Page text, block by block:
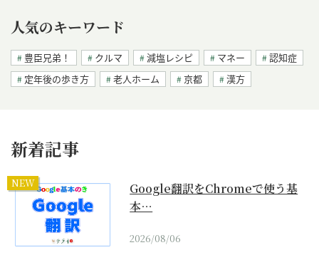
人気のキーワード
豊臣兄弟！ クルマ 減塩レシピ マネー
認知症
定年後の歩き方
老人ホーム 京都 漢方
新着記事
NEW
Google翻訳をChromeで使う基
本…
2026/08/06